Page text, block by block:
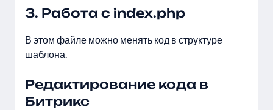
3. Работа с index.php
В этом файле можно менять код в структуре
шаблона.
Редактирование кода в
Битрикс